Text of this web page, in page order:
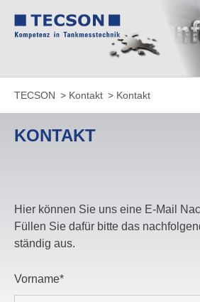
TECSON Kontakt Kontakt
KONTAKT
Hier können Sie uns eine E-Mail
Füllen Sie dafür bitte das
ständig aus.
Pflichtfeld
Vorname*